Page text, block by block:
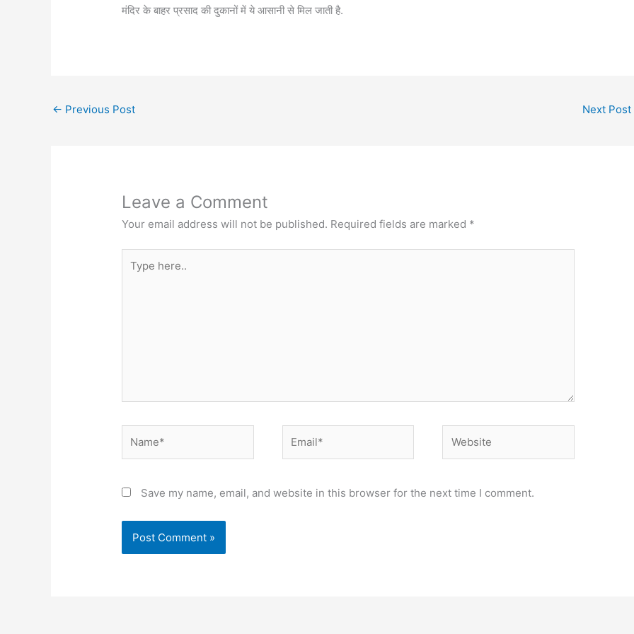
मंदिर के बाहर प्रसाद की दुकानों में ये आसानी से मिल जाती है.
← Previous Post Next Post
Leave a Comment
Your email address will not be published. Required fields are marked *
here..
Save my name, email, and website in this browser for the next time I comment.